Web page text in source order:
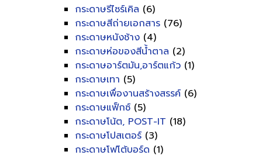
กระดาษรีไซร์เคิล (6)
กระดาษสีถ่ายเอกสาร (76)
กระดาษหนังช้าง (4)
กระดาษห่อของสีน้ำตาล (2)
กระดาษอาร์ตมัน,อาร์ตแก้ว (1)
กระดาษเทา (5)
กระดาษเพื่องานสร้างสรรค์ (6)
กระดาษแฟ็กซ์ (5)
กระดาษโน้ต, POST-IT (18)
กระดาษโปสเตอร์ (3)
กระดาษโฟโต้บอร์ด (1)